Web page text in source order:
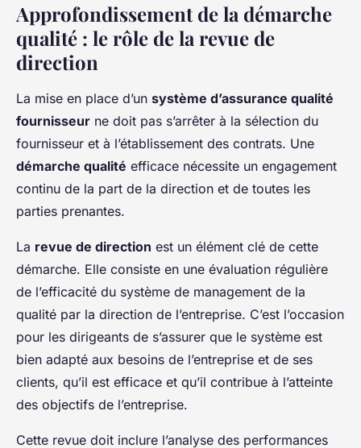
Approfondissement de la démarche
qualité : le rôle de la revue de
direction
La mise en place d’un système d’assurance qualité
fournisseur ne doit pas s’arrêter à la sélection du
fournisseur et à l’établissement des contrats. Une
démarche qualité efficace nécessite un engagement
continu de la part de la direction et de toutes les
parties prenantes.
La revue de direction est un élément clé de cette
démarche. Elle consiste en une évaluation régulière
de l’efficacité du système de management de la
qualité par la direction de l’entreprise. C’est l’occasion
pour les dirigeants de s’assurer que le système est
bien adapté aux besoins de l’entreprise et de ses
clients, qu’il est efficace et qu’il contribue à l’atteinte
des objectifs de l’entreprise.
Cette revue doit inclure l’analyse des performances